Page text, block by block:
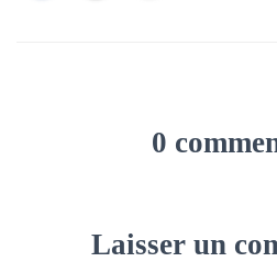
0
Laisser un